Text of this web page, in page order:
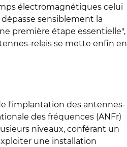
électromagnétiques celui
sensiblement la
première étape essentielle",
relais se mette enfin en
l'implantation des antennes-
des fréquences (ANFr)
niveaux, conférant un
une installation